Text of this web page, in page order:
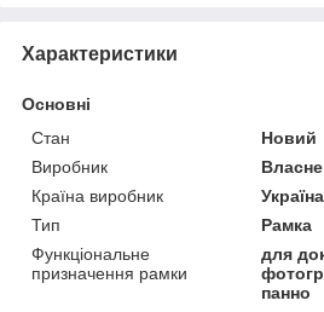
Характеристики
Основні
Стан
Новий
Виробник
Країна виробник
Україна
Тип
Рамка
Функціональне
призначення рамки
для
панно